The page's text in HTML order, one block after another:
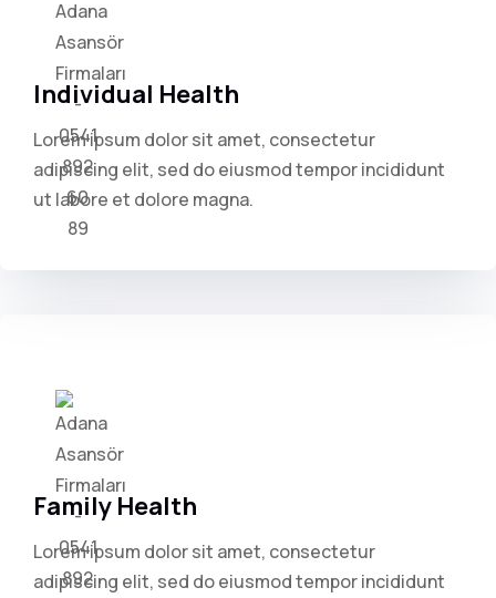
Individual Health
Lorem ipsum dolor sit amet, consectetur
adipiscing elit, sed do eiusmod tempor incididunt
ut labore et dolore magna.
Family Health
Lorem ipsum dolor sit amet, consectetur
adipiscing elit, sed do eiusmod tempor incididunt